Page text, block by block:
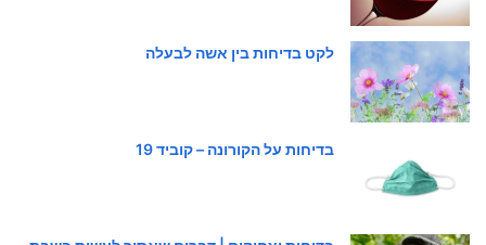
לקט בדיחות בין אשה לבעלה
בדיחות על הקורונה – קוביד 19